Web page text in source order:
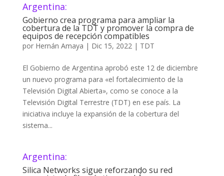
Argentina:
Gobierno crea programa para ampliar la
cobertura de la TDT y promover la compra de
equipos de recepción compatibles
por Hernán Amaya | Dic 15, 2022| TDT
El Gobierno de Argentina aprobó este 12 de diciembre
un nuevo programa para «el fortalecimiento de la
Televisión Digital Abierta», como se conoce a la
Televisión Digital Terrestre (TDT) en ese país. La
iniciativa incluye la expansión de la cobertura del
sistema...
Argentina:
Silica Networks sigue reforzando su red